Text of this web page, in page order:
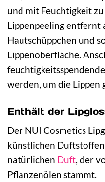
und mit Feuchtigkeit
Lippenpeeling entfernt
Hautschüppchen und
Lippenoberfläche.
feuchtigkeitsspendende
werden, um die Lippen
Enthält der
Der NUI Cosmetics
künstlichen
natürlichen Duft, der
Pflanzenölen stammt.